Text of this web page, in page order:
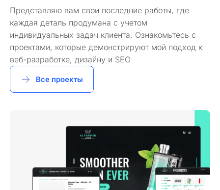
Представляю вам свои последние работы, где
каждая деталь продумана с учетом
индивидуальных задач клиента. Ознакомьтесь с
проектами, которые демонстрируют мой подход к
веб-разработке, дизайну и SEO
Все проекты